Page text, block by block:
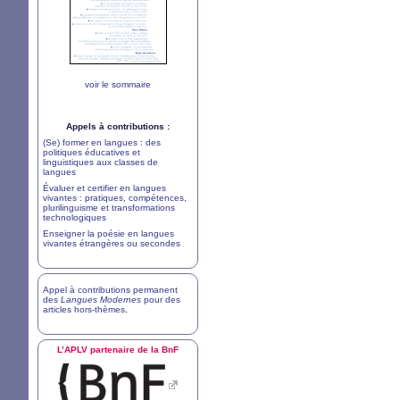
voir le sommaire
Appels à contributions :
(Se) former en langues : des
politiques éducatives et
linguistiques aux classes de
langues
Évaluer et certifier en langues
vivantes : pratiques, compétences,
plurilinguisme et transformations
technologiques
Enseigner la poésie en langues
vivantes étrangères ou secondes
Appel à contributions permanent
des Langues Modernes pour des
articles hors-thèmes
L’APLV partenaire de la BnF